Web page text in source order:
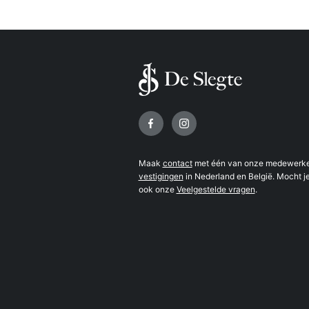
Volg ons op
Maak contactmet één van onze
vestigingen in Nederland en België. Mocht
ook onze Veelgestelde vragen.